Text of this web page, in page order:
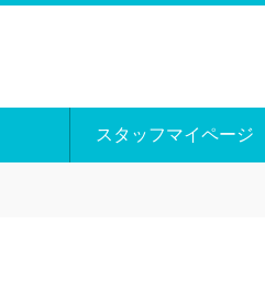
スタッフマイページ